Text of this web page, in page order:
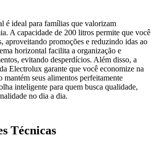
é ideal para famílias que valorizam
A capacidade de 200 litros permite que você
aproveitando promoções e reduzindo idas ao
horizontal facilita a organização e
evitando desperdícios. Além disso, a
Electrolux garante que você economize na
mantém seus alimentos perfeitamente
inteligente para quem busca qualidade,
no dia a dia.
Técnicas